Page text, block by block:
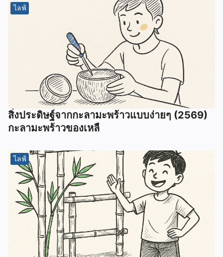
ไลฟ์
สิ่งประดิษฐ์จากกะลามะพร้าวแบบง่ายๆ (2569)
กะลามะพร้าวของเหลื
ไลฟ์